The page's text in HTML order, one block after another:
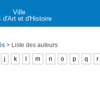
Ville
d'Art et d'Histoire
> Liste des auteurs
j k m n o p q r